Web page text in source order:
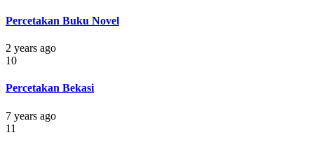
Percetakan Buku Novel
2 years ago
10
Percetakan Bekasi
7 years ago
11